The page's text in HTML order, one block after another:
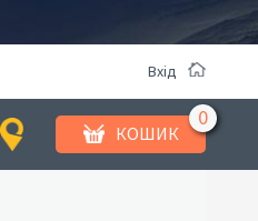
Вхід
КОШИК